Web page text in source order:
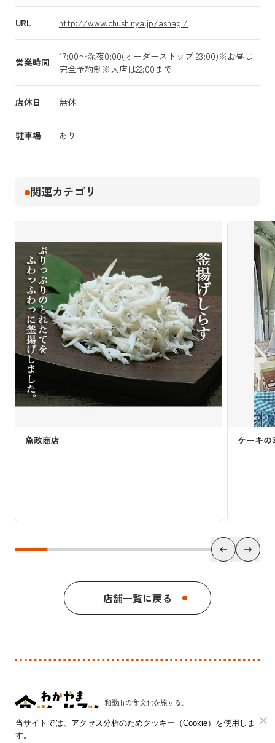
URL http://www.chushinya.jp/ashagi/
営業時間
17:00〜深夜0:00(オーダーストップ 23:00)※お昼は
完全予約制※入店は22:00まで
店休日 無休
駐車場 あり
関連カテゴリ
魚政商店 ケーキの
店舗一覧に戻る
和歌山の食文化を旅する、
当サイトでは、アクセス分析のためクッキー（Cookie）を使用しま
す。